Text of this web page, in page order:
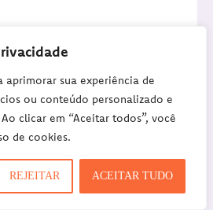
aprimorar sua experiência de
ou conteúdo personalizado e
clicar em “Aceitar todos”, você
de cookies.
REJEITAR ACEITAR TUDO